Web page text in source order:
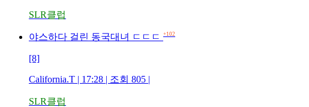
SLR클럽
야스하다 걸린 동국대녀 ㄷㄷㄷ +102
[8]
California.T | 17:28 | 조회 805 |
SLR클럽